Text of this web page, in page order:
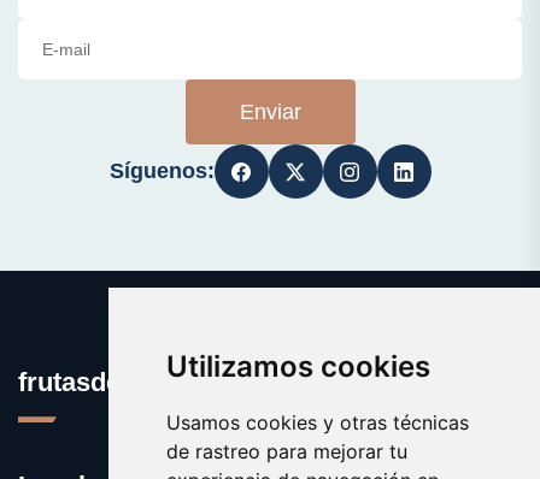
Utilizamos cookies
Usamos cookies y otras técnicas
de rastreo para mejorar tu
Enviar
Síguenos:
frutasdelbosque.com